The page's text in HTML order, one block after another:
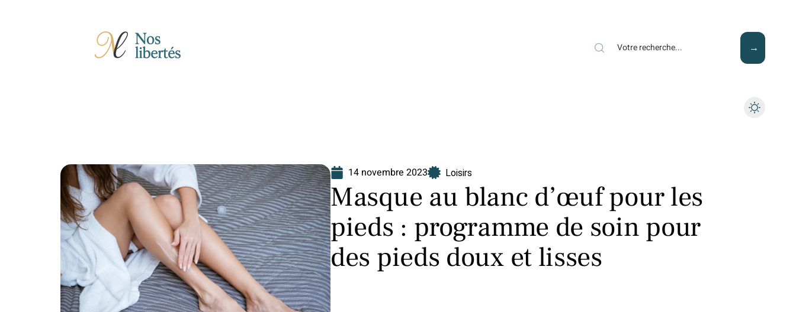
14 novembre 2023 Loisirs
Masque au blanc d’œuf pour les
pieds : programme de soin pour
des pieds doux et lisses